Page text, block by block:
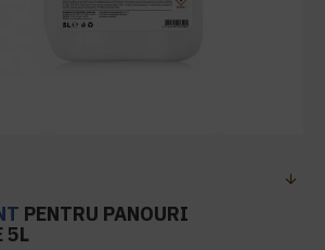
PENTRU PANOURI
5L